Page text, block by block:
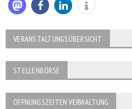
VERANSTALTUNGSÜBERSICHT
STELLENBÖRSE
ÖFFNUNGSZEITEN VERWALTUNG